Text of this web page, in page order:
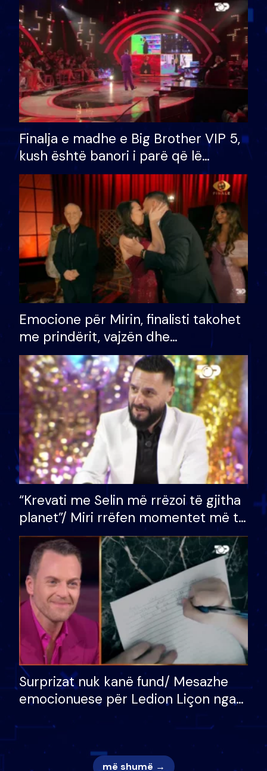
Finalja e madhe e Big Brother VIP 5,
kush është banori i parë që lë
shtëpinë dhe humb mundësinë për
të fituar çmimin e madh
Emocione për Mirin, finalisti takohet
me prindërit, vajzën dhe
bashkëshorten: S’kemi ndonjë letër
divorci apo jo?
“Krevati me Selin më rrëzoi të gjitha
planet”/ Miri rrëfen momentet më të
bukura në shtëpinë e BB VIP: Do më
mungojë zilja e mëngjesit kur…
Surprizat nuk kanë fund/ Mesazhe
emocionuese për Ledion Liçon nga
nëna dhe fëmijët e tij, moderatori
nuk i mban dot lotët: Nuk meritoj…
më shumë →